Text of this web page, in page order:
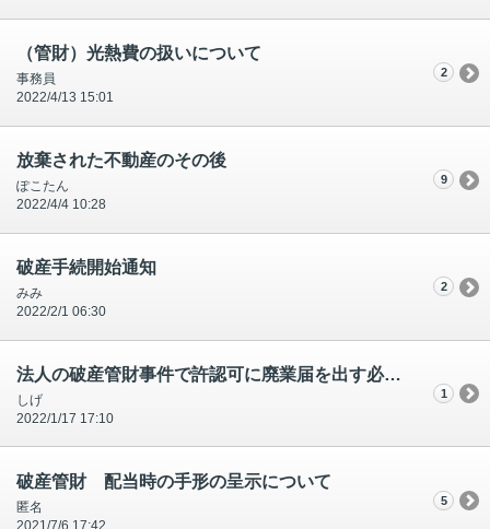
（管財）光熱費の扱いについて
事務員
2022/4/13 15:01
2
放棄された不動産のその後
ぽこたん
2022/4/4 10:28
9
破産手続開始通知
みみ
2022/2/1 06:30
2
法人の破産管財事件で許認可に廃業届を出す必要性について
しげ
2022/1/17 17:10
1
破産管財 配当時の手形の呈示について
匿名
2021/7/6 17:42
5